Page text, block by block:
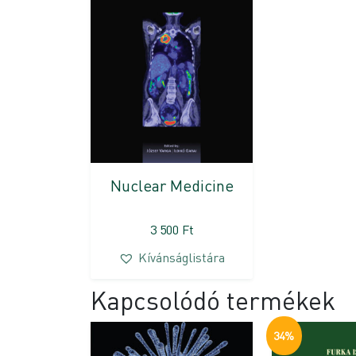
Nuclear Medicine
3 500 Ft
Kívánságlistára
Kapcsolódó termékek
34%